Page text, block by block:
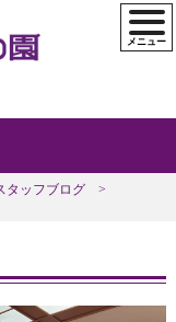
タッフブログ